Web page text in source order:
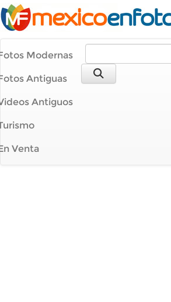
Modernas
Antiguas
Antiguos
Venta